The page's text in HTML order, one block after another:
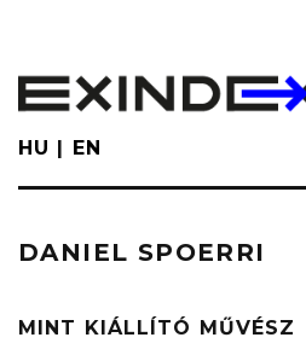
main
content
HU EN
DANIEL SPOERRI
MINT KIÁLLÍTÓ MŰVÉSZ